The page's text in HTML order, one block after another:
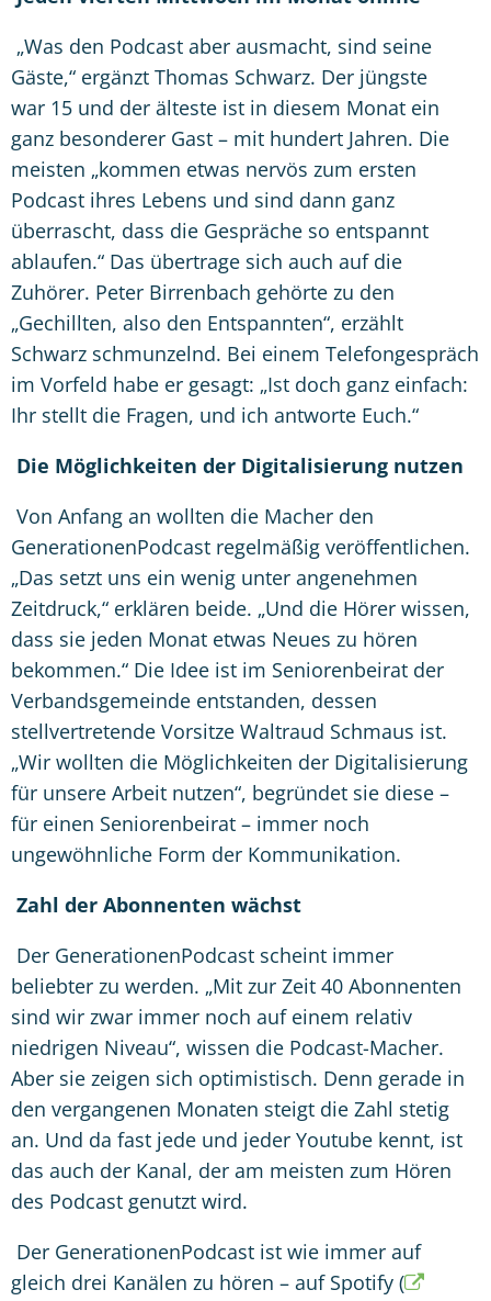
„Was den Podcast aber ausmacht, sind seine
Gäste,“ ergänzt Thomas Schwarz. Der jüngste
war 15 und der älteste ist in diesem Monat ein
ganz besonderer Gast – mit hundert Jahren. Die
meisten „kommen etwas nervös zum ersten
Podcast ihres Lebens und sind dann ganz
überrascht, dass die Gespräche so entspannt
ablaufen.“ Das übertrage sich auch auf die
Zuhörer. Peter Birrenbach gehörte zu den
„Gechillten, also den Entspannten“, erzählt
Schwarz schmunzelnd. Bei einem Telefongespräch
im Vorfeld habe er gesagt: „Ist doch ganz einfach:
Ihr stellt die Fragen, und ich antworte Euch.“
Die Möglichkeiten der Digitalisierung nutzen
Von Anfang an wollten die Macher den
GenerationenPodcast regelmäßig veröffentlichen.
„Das setzt uns ein wenig unter angenehmen
Zeitdruck,“ erklären beide. „Und die Hörer wissen,
dass sie jeden Monat etwas Neues zu hören
bekommen.“ Die Idee ist im Seniorenbeirat der
Verbandsgemeinde entstanden, dessen
stellvertretende Vorsitze Waltraud Schmaus ist.
„Wir wollten die Möglichkeiten der Digitalisierung
für unsere Arbeit nutzen“, begründet sie diese –
für einen Seniorenbeirat – immer noch
ungewöhnliche Form der Kommunikation.
Zahl der Abonnenten wächst
Der GenerationenPodcast scheint immer
beliebter zu werden. „Mit zur Zeit 40 Abonnenten
sind wir zwar immer noch auf einem relativ
niedrigen Niveau“, wissen die Podcast-Macher.
Aber sie zeigen sich optimistisch. Denn gerade in
den vergangenen Monaten steigt die Zahl stetig
an. Und da fast jede und jeder Youtube kennt, ist
das auch der Kanal, der am meisten zum Hören
des Podcast genutzt wird.
Der GenerationenPodcast ist wie immer auf
gleich drei Kanälen zu hören – auf Spotify (